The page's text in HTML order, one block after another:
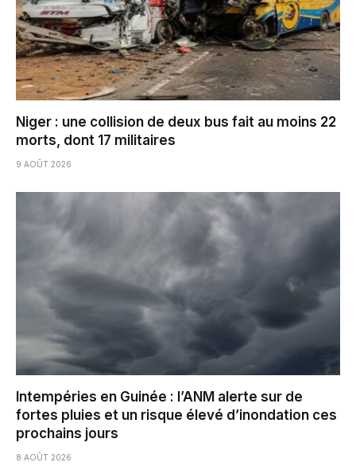
Niger : une collision de deux bus fait au moins 22
morts, dont 17 militaires
9 AOÛT 2026
Intempéries en Guinée : l’ANM alerte sur de
fortes pluies et un risque élevé d’inondation ces
prochains jours
8 AOÛT 2026